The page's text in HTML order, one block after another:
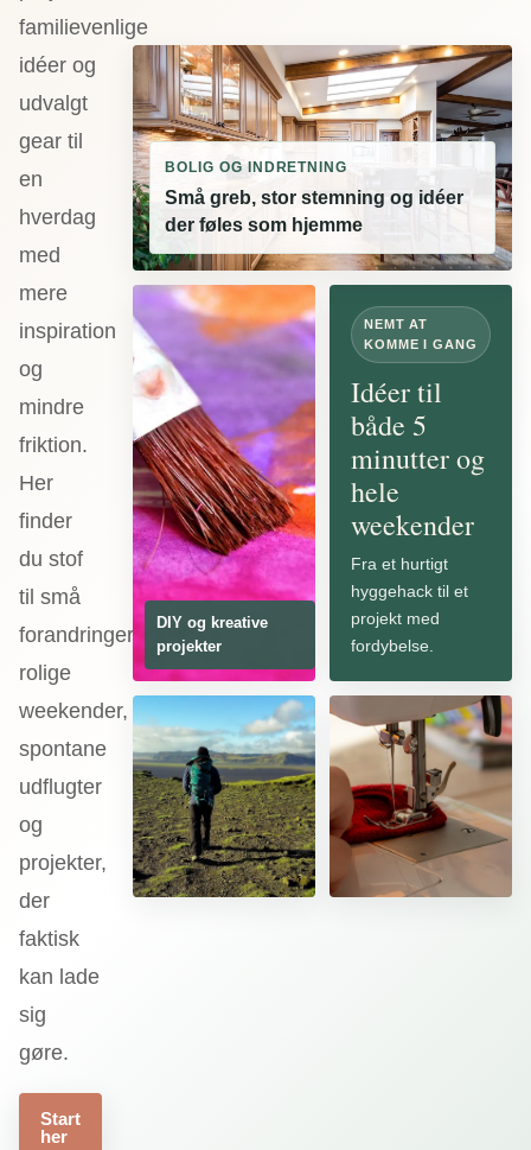
familievenlige
idéer og
udvalgt
gear til
en
hverdag
med
mere
inspiration
og
mindre
friktion.
Her
finder
du stof
til små
forandringer,
rolige
weekender,
spontane
udflugter
og
projekter,
der
faktisk
kan lade
sig
gøre.
Start
her
BOLIG OG INDRETNING
Små greb, stor stemning og idéer
der føles som hjemme
DIY og kreative
projekter
NEMT AT
KOMME I GANG
Idéer til
både 5
minutter og
hele
weekender
Fra et hurtigt
hyggehack til et
projekt med
fordybelse.